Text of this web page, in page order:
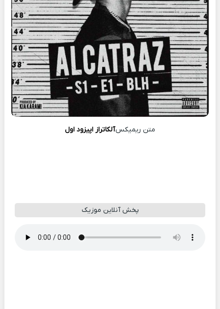
متن ریمیکسآلکاتراز اپیزود اول
پخش آنلاین موزیک